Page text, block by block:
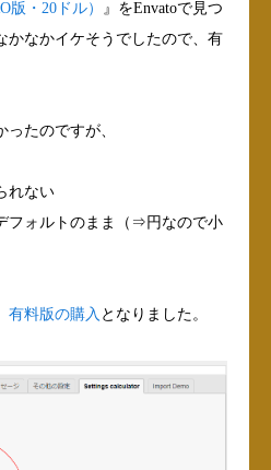
版・20ドル） 』をEnvatoで見つ
かなかイケそうでしたので、有
たのですが、
れない
フォルトのまま（⇒円なので小
有料版の購入 となりました。